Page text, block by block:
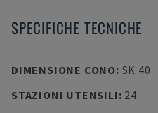
SPECIFICHE TECNICHE
DIMENSIONE CONO: SK 40
STAZIONI UTENSILI: 24